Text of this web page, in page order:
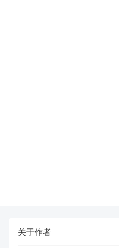
关于作者